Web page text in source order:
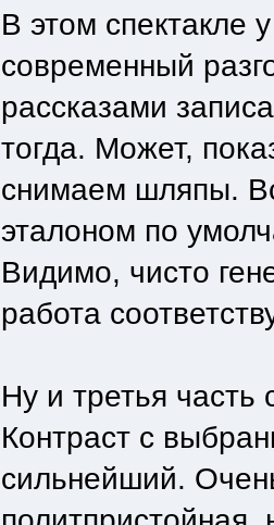
В этом спектакле
современный
рассказами
тогда. Может,
снимаем шляпы.
эталоном по
Видимо, чисто
работа
Ну и третья часть
Контраст с
сильнейший.